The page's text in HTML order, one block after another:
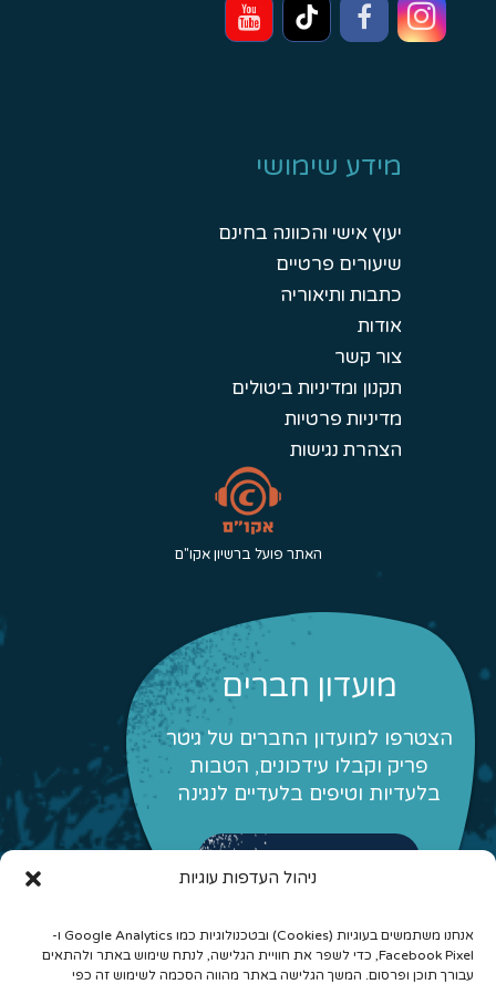
ניהול העדפות עוגיות
אנחנו משתמשים בעוגיות (Cookies) ובטכנולוגיות כמו Google Analytics ו-
Facebook Pixel, כדי לשפר את חוויית הגלישה, לנתח שימוש באתר ולהתאים
עבורך תוכן ופרסום. המשך הגלישה באתר מהווה הסכמה לשימוש זה כפי
מידע שימושי
יעוץ אישי והכוונה בחינם
שיעורים פרטיים
כתבות ותיאוריה
אודות
צור קשר
תקנון ומדיניות ביטולים
מדיניות פרטיות
הצהרת נגישות
האתר פועל ברשיון אקו"ם
מועדון חברים
הצטרפו למועדון החברים של גיטר
פריק וקבלו עידכונים, הטבות
בלעדיות וטיפים בלעדיים לנגינה
לפרטים והצטרפות